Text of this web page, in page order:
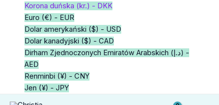
PrzejdźKorona duńska (kr.) - DKK
Euro (€) - EUR
Dolar amerykański ($) - USD
Dolar kanadyjski ($) - CAD
Dirham Zjednoczonych Emiratów Arabskich (د.إ) -
AED
Renminbi (¥) - CNY
Jen (¥) - JPY
1
produkt
1
produkt
1
produkt
1
produkt
4
1
produkt
4
produkty
1
produkt
3
produkty
39
5
produktów
64
produkty
3434
1
2
produkty
21
6
produktów